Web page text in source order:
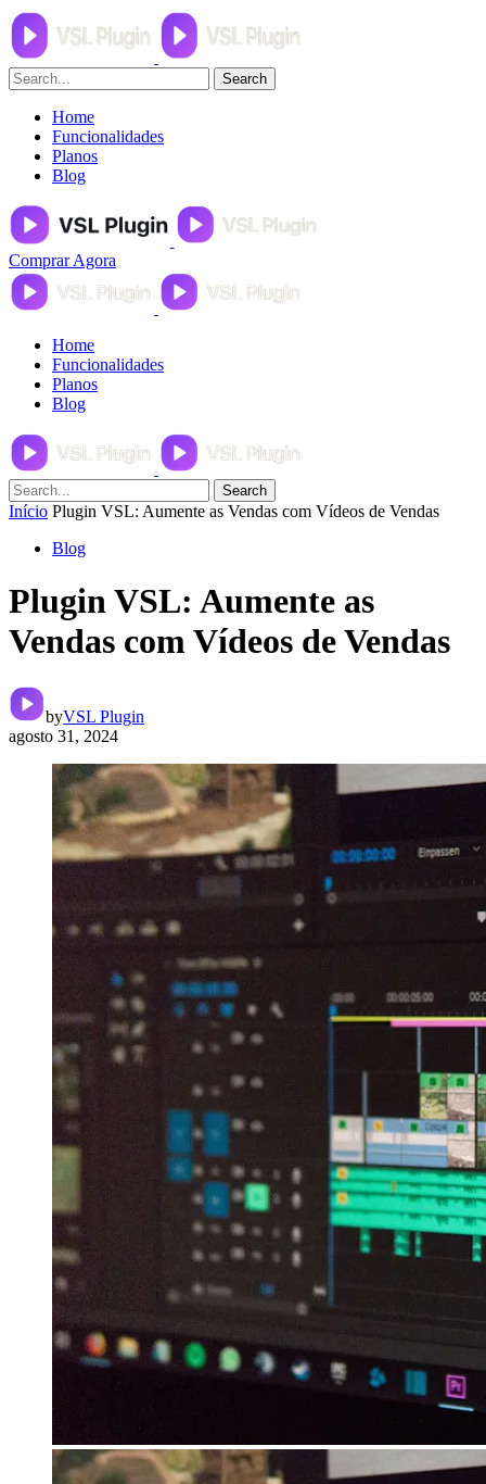
Search
Home
Funcionalidades
Planos
Blog
Comprar Agora
Home
Funcionalidades
Planos
Blog
Search
Início Plugin VSL: Aumente as Vendas com Vídeos de Vendas
Blog
Plugin VSL: Aumente as
Vendas com Vídeos de Vendas
byVSL Plugin
agosto 31, 2024